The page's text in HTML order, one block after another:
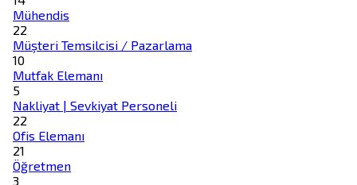
Mühendis
22
Müşteri Temsilcisi / Pazarlama
10
Mutfak Elemanı
5
Nakliyat | Sevkiyat Personeli
22
Ofis Elemanı
21
Öğretmen
3